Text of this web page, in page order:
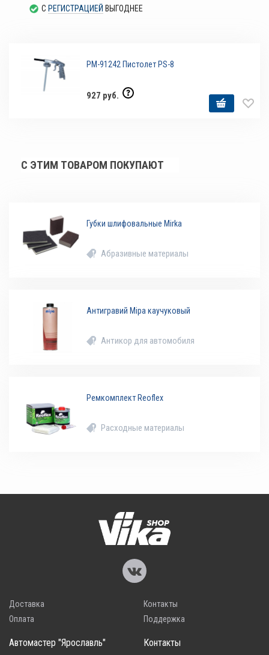
С РЕГИСТРАЦИЕЙ ВЫГОДНЕЕ
РМ-91242 Пистолет PS-8
927 руб.
С ЭТИМ ТОВАРОМ ПОКУПАЮТ
Губки шлифовальные Mirka
Абразивные материалы
Антигравий Mipa каучуковый
Антикор для автомобиля
Ремкомплект Reoflex
Расходные материалы
Доставка
Оплата
Контакты
Поддержка
Автомастер "Ярославль" Контакты